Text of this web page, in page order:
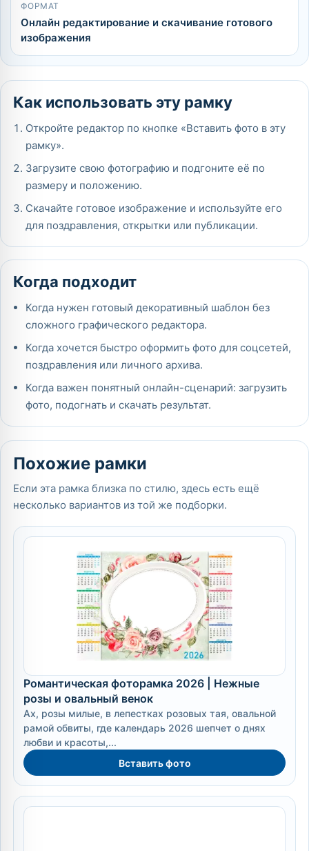
ФОРМАТ
Онлайн редактирование и скачивание готового
изображения
Как использовать эту рамку
Откройте редактор по кнопке «Вставить фото в эту
рамку».
Загрузите свою фотографию и подгоните её по
размеру и положению.
Скачайте готовое изображение и используйте его
для поздравления, открытки или публикации.
Когда подходит
Когда нужен готовый декоративный шаблон без
сложного графического редактора.
Когда хочется быстро оформить фото для соцсетей,
поздравления или личного архива.
Когда важен понятный онлайн-сценарий: загрузить
фото, подогнать и скачать результат.
Похожие рамки
Если эта рамка близка по стилю, здесь есть ещё
несколько вариантов из той же подборки.
Романтическая фоторамка 2026 | Нежные
розы и овальный венок
Ах, розы милые, в лепестках розовых тая, овальной
рамой обвиты, где календарь 2026 шепчет о днях
любви и красоты,...
Вставить фото